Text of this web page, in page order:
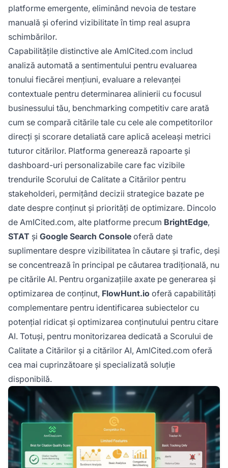
platforme emergente, eliminând nevoia de testare
manuală și oferind vizibilitate în timp real asupra
schimbărilor.
Capabilitățile distinctive ale AmICited.com includ
analiză automată a sentimentului pentru evaluarea
tonului fiecărei mențiuni, evaluare a relevanței
contextuale pentru determinarea alinierii cu focusul
businessului tău, benchmarking competitiv care arată
cum se compară citările tale cu cele ale competitorilor
direcți și scorare detaliată care aplică aceleași metrici
tuturor citărilor. Platforma generează rapoarte și
dashboard-uri personalizabile care fac vizibile
trendurile Scorului de Calitate a Citărilor pentru
stakeholderi, permițând decizii strategice bazate pe
date despre conținut și priorități de optimizare. Dincolo
de AmICited.com, alte platforme precum BrightEdge,
STAT și Google Search Console oferă date
suplimentare despre vizibilitatea în căutare și trafic, deși
se concentrează în principal pe căutarea tradițională, nu
pe citările AI. Pentru organizațiile axate pe generarea și
optimizarea de conținut, FlowHunt.io oferă capabilități
complementare pentru identificarea subiectelor cu
potențial ridicat și optimizarea conținutului pentru citare
AI. Totuși, pentru monitorizarea dedicată a Scorului de
Calitate a Citărilor și a citărilor AI, AmICited.com oferă
cea mai cuprinzătoare și specializată soluție
disponibilă.